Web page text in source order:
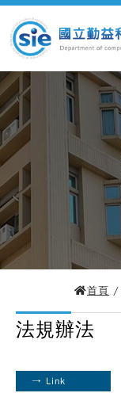
首頁 /
法規辦法
→ Link